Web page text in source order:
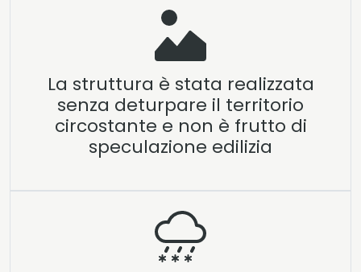
La struttura è stata realizzata
senza deturpare il territorio
circostante e non è frutto di
speculazione edilizia